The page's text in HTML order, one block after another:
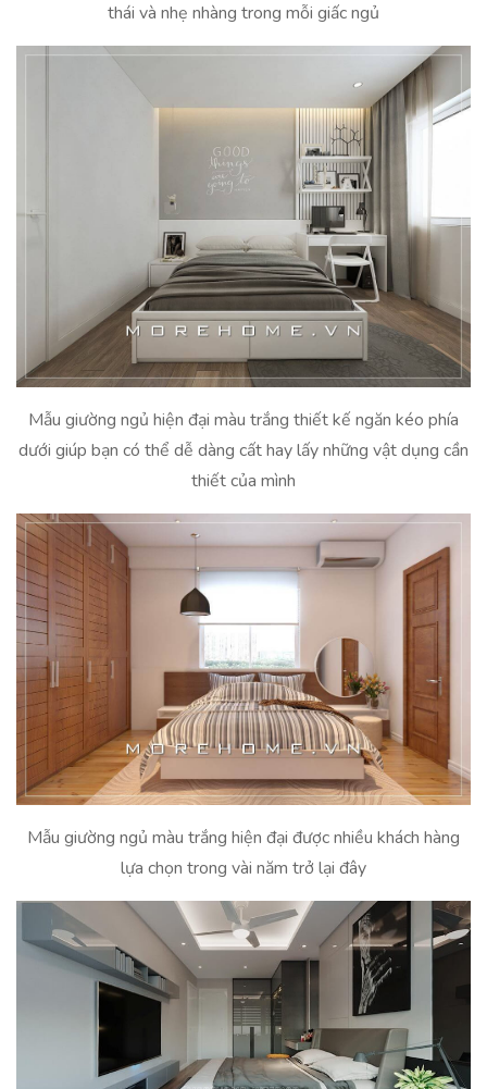
thái và nhẹ nhàng trong mỗi giấc ngủ
Mẫu giường ngủ hiện đại màu trắng thiết kế ngăn kéo phía
dưới giúp bạn có thể dễ dàng cất hay lấy những vật dụng cần
thiết của mình
Mẫu giường ngủ màu trắng hiện đại được nhiều khách hàng
lựa chọn trong vài năm trở lại đây